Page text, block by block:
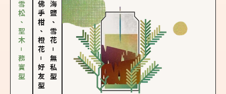
雪松、聖木－務實型 佛手柑、橙花
－
好友型
海鹽、雪花
－
無私型